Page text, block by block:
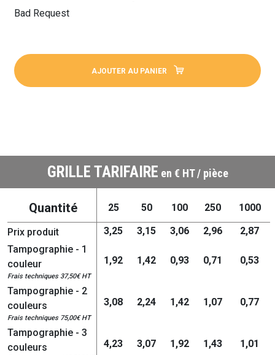
Bad Request
AJOUTER AU PANIER
GRILLE TARIFAIRE en € HT / pièce
Quantité 25 50 100 250 1000
Prix produit 3,25 3,15 3,06 2,96
2,87
Tampographie - 1
couleur
Frais techniques 37,50€ HT
1,92 1,42 0,93 0,71 0,53
Tampographie - 2
couleurs
Frais techniques 75,00€ HT
3,08 2,24 1,42 1,07 0,77
Tampographie - 3
couleurs
4,23 3,07 1,92 1,43 1,01